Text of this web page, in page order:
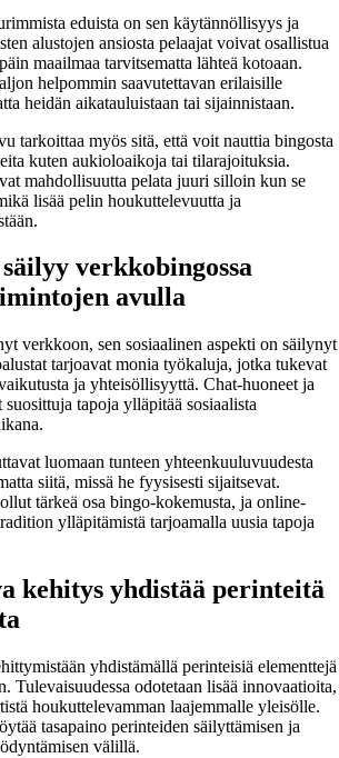
eduista on sen käytännöllisyys ja
alustojen ansiosta pelaajat voivat osallistua
maailmaa tarvitsematta lähteä kotoaan.
helpommin saavutettavan erilaisille
heidän aikatauluistaan tai sijainnistaan.
tarkoittaa myös sitä, että voit nauttia bingosta
kuten aukioloaikoja tai tilarajoituksia.
mahdollisuutta pelata juuri silloin kun se
lisää pelin houkuttelevuutta ja
verkkobingossa
avulla
verkkoon, sen sosiaalinen aspekti on säilynyt
tarjoavat monia työkaluja, jotka tukevat
ja yhteisöllisyyttä. Chat-huoneet ja
tapoja ylläpitää sosiaalista
luomaan tunteen yhteenkuuluvuudesta
siitä, missä he fyysisesti sijaitsevat.
tärkeä osa bingo-kokemusta, ja online-
ylläpitämistä tarjoamalla uusia tapoja
kehitys yhdistää perinteitä
yhdistämällä perinteisiä elementtejä
Tulevaisuudessa odotetaan lisää innovaatioita,
houkuttelevamman laajemmalle yleisölle.
tasapaino perinteiden säilyttämisen ja
välillä.